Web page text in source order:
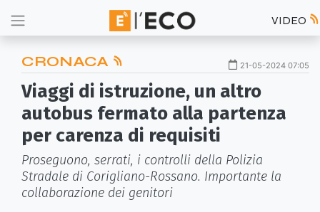
VIDEO
CRONACA 21-05-2024 07:05
Viaggi di istruzione, un altro
autobus fermato alla partenza
per carenza di requisiti
Proseguono, serrati, i controlli della Polizia
Stradale di Corigliano-Rossano. Importante la
collaborazione dei genitori